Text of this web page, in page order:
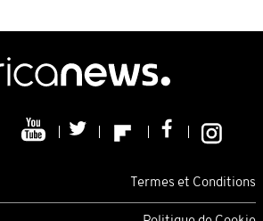
Termes et Conditions